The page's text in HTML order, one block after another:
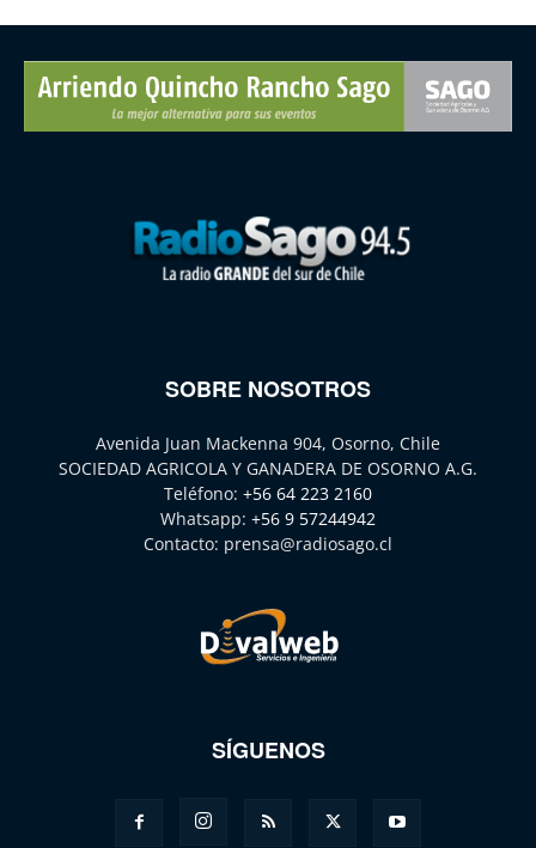
SOBRE NOSOTROS
Avenida Juan Mackenna 904, Osorno, Chile
SOCIEDAD AGRICOLA Y GANADERA DE OSORNO A.G.
Teléfono: +56 64 223 2160
Whatsapp: +56 9 57244942
Contacto: prensa@radiosago.cl
SÍGUENOS